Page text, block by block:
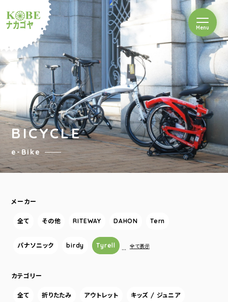
ルショップナカゴヤ
Menuを開閉
BICYCLE
e-Bike
メーカー
全て その他 RITEWAY DAHON Tern
パナソニック birdy Tyrell … 全て表示
カテゴリー
全て 折りたたみ アウトレット キッズ / ジュニア